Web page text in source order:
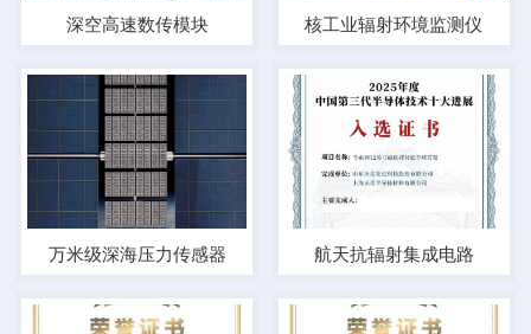
深空高速数传模块 核工业辐射环境监测仪
万米级深海压力传感器 航天抗辐射集成电路